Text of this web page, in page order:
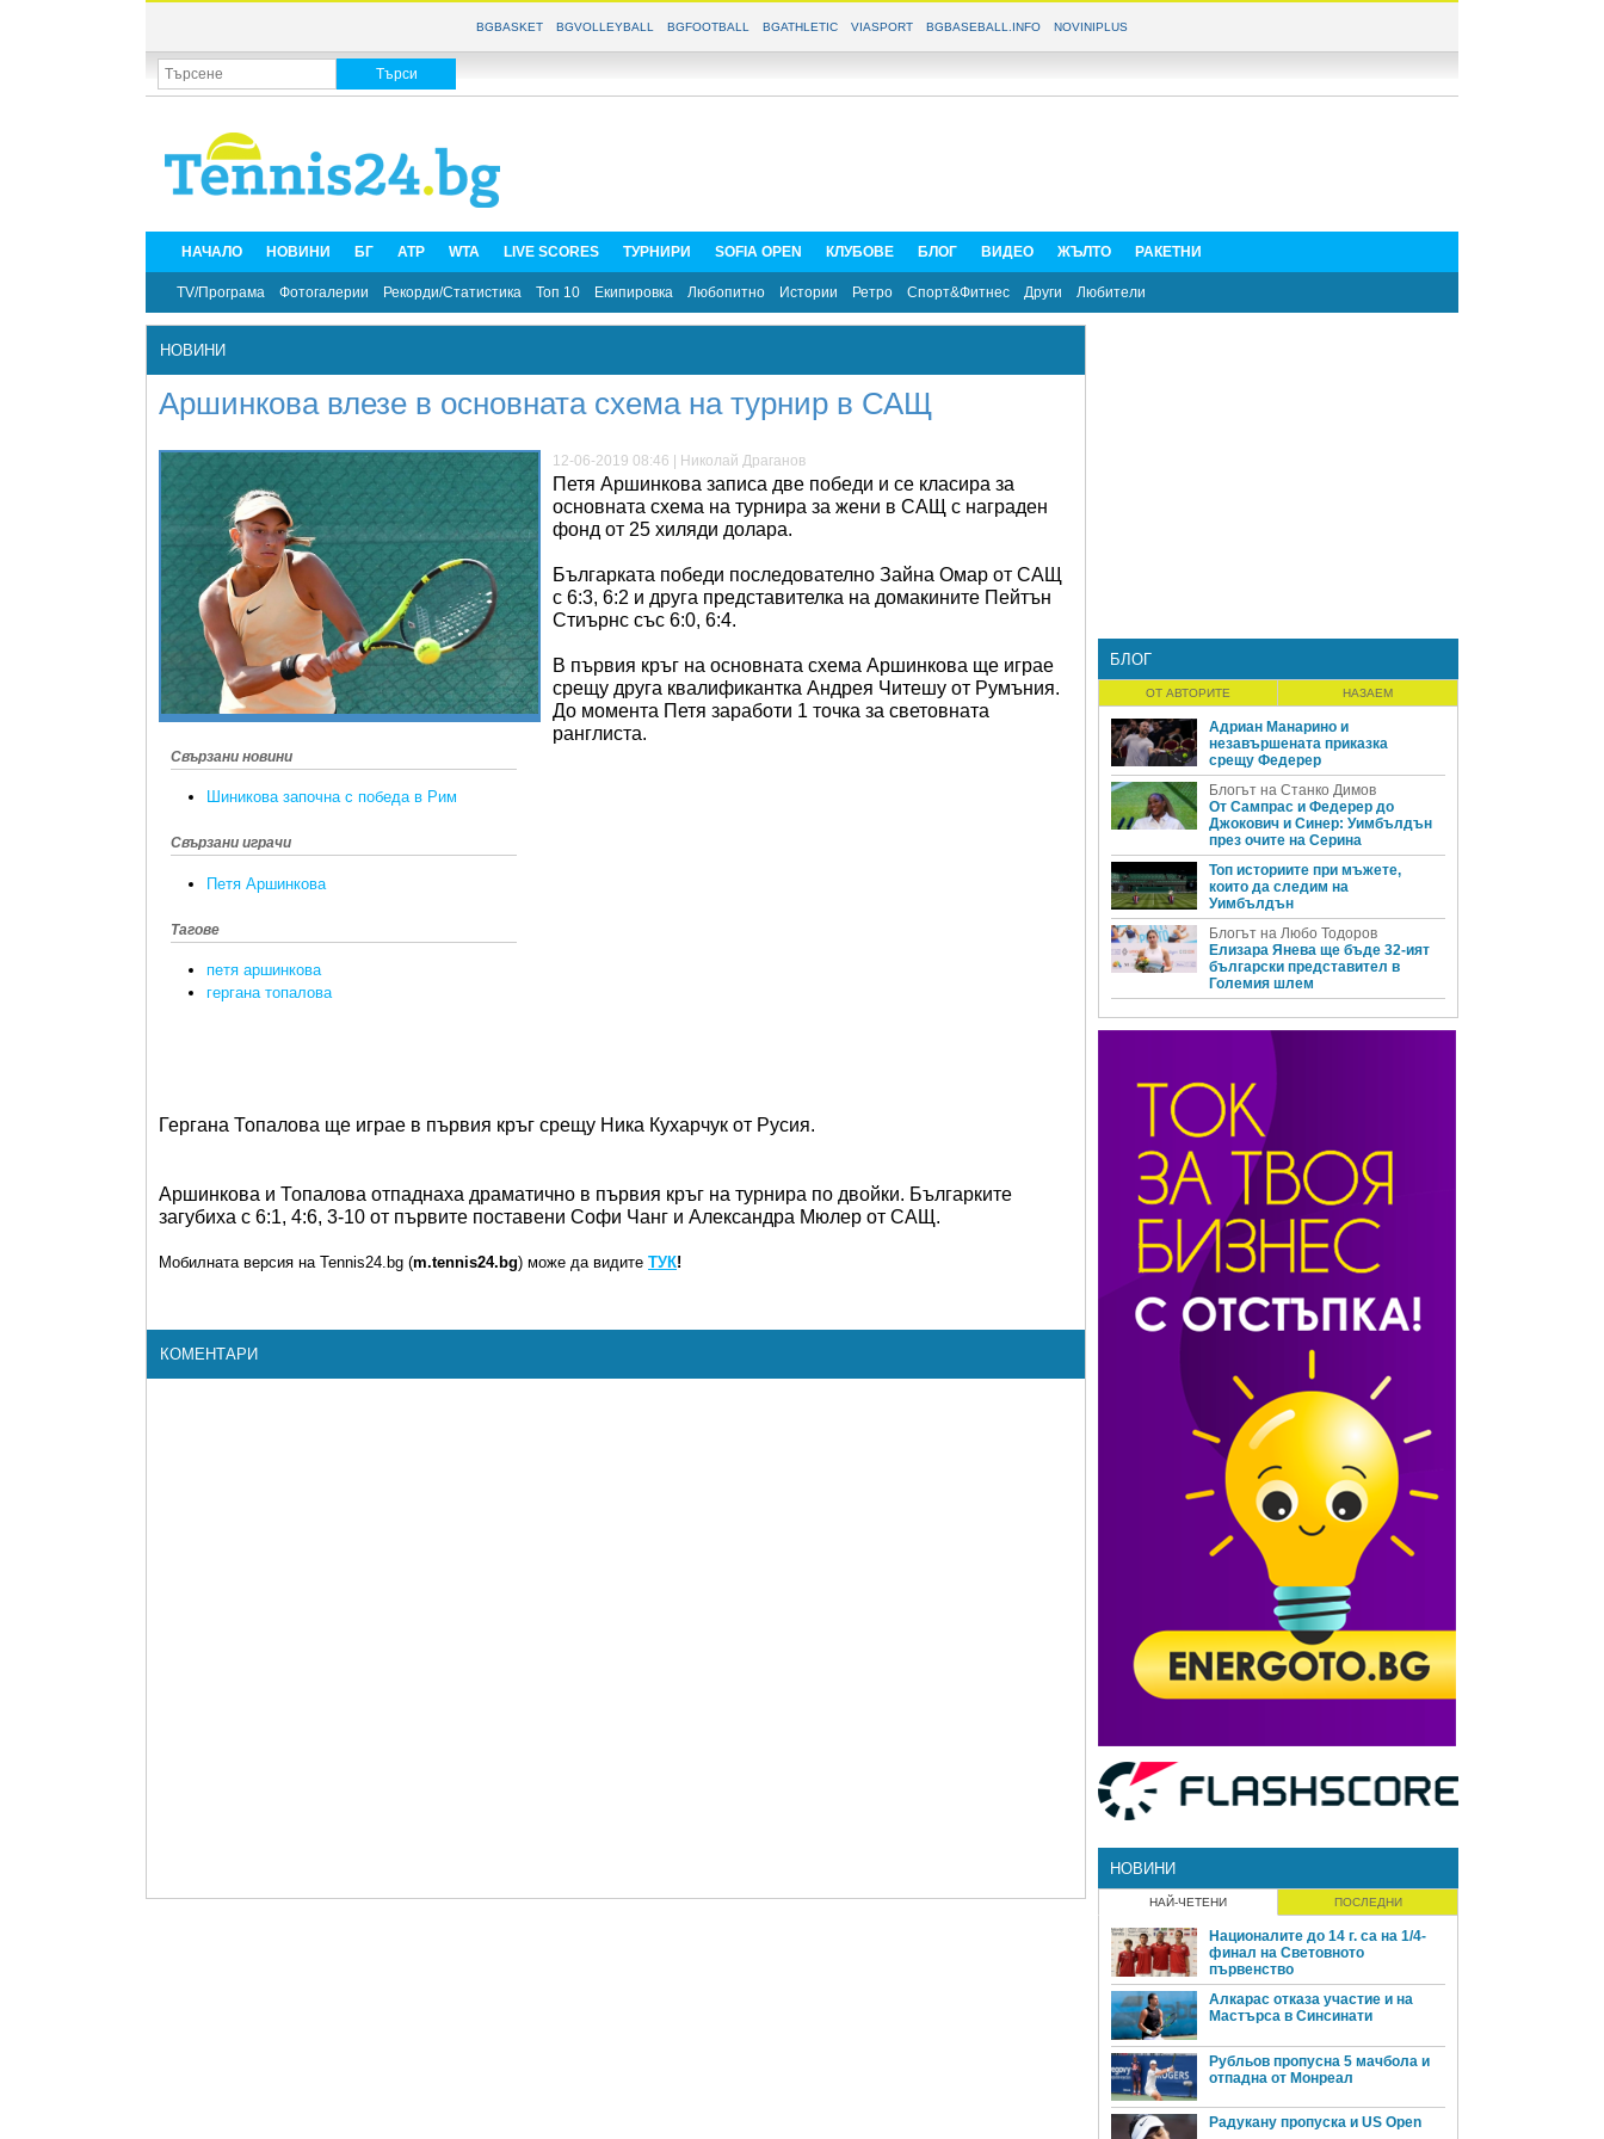
BGBASKET BGVOLLEYBALL BGFOOTBALL BGATHLETIC VIASPORT BGBASEBALL.INFO NOVINIPLUS
НАЧАЛО НОВИНИ БГ ATP WTA LIVE SCORES ТУРНИРИ SOFIA OPEN КЛУБОВЕ БЛОГ ВИДЕО ЖЪЛТО РАКЕТНИ
TV/Програма Фотогалерии Рекорди/Статистика Топ 10 Екипировка Любопитно Истории Ретро Спорт&Фитнес Други Любители
НОВИНИ
Аршинкова влезе в основната схема на турнир в САЩ
Свързани новини
Шиникова започна с победа в Рим
Свързани играчи
Петя Аршинкова
Тагове
петя аршинкова
гергана топалова
12-06-2019 08:46 | Николай Драганов
Петя Аршинкова записа две победи и се класира за
основната схема на турнира за жени в САЩ с награден
фонд от 25 хиляди долара.
Българката победи последователно Зайна Омар от САЩ
с 6:3, 6:2 и друга представителка на домакините Пейтън
Стиърнс със 6:0, 6:4.
В първия кръг на основната схема Аршинкова ще играе
срещу друга квалификантка Андрея Читешу от Румъния.
До момента Петя заработи 1 точка за световната
ранглиста.
Гергана Топалова ще играе в първия кръг срещу Ника Кухарчук от Русия.
Аршинкова и Топалова отпаднаха драматично в първия кръг на турнира по двойки. Българките
загубиха с 6:1, 4:6, 3-10 от първите поставени Софи Чанг и Александра Мюлер от САЩ.
Мобилната версия на Tennis24.bg (m.tennis24.bg) може да видите ТУК!
КОМЕНТАРИ
БЛОГ
ОТ АВТОРИТЕ НАЗАЕМ
Адриан Манарино и
незавършената приказка
срещу Федерер
Блогът на Станко Димов
От Сампрас и Федерер до
Джокович и Синер: Уимбълдън
през очите на Серина
Топ историите при мъжете,
които да следим на
Уимбълдън
Блогът на Любо Тодоров
Елизара Янева ще бъде 32-ият
български представител в
Големия шлем
НОВИНИ
НАЙ-ЧЕТЕНИ ПОСЛЕДНИ
Националите до 14 г. са на 1/4-
финал на Световното
първенство
Алкарас отказа участие и на
Мастърса в Синсинати
Рубльов пропусна 5 мачбола и
отпадна от Монреал
Радукану пропуска и US Open